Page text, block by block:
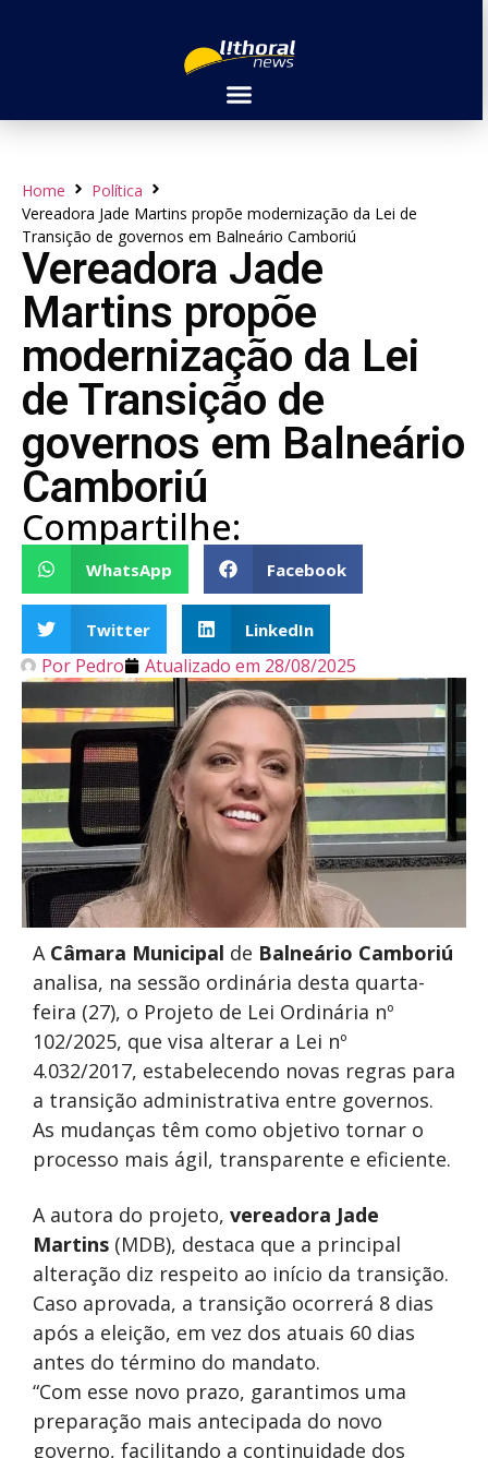
Home
Política
Vereadora Jade Martins propõe modernização da Lei de
Transição de governos em Balneário Camboriú
Vereadora Jade
Martins propõe
modernização da Lei
de Transição de
governos em Balneário
Camboriú
Compartilhe:
WhatsApp Facebook
Twitter LinkedIn
Por Pedro Atualizado em 28/08/2025
A Câmara Municipal de Balneário Camboriú
analisa, na sessão ordinária desta quarta-
feira (27), o Projeto de Lei Ordinária nº
102/2025, que visa alterar a Lei nº
4.032/2017, estabelecendo novas regras para
a transição administrativa entre governos.
As mudanças têm como objetivo tornar o
processo mais ágil, transparente e eficiente.
A autora do projeto, vereadora Jade
Martins (MDB), destaca que a principal
alteração diz respeito ao início da transição.
Caso aprovada, a transição ocorrerá 8 dias
após a eleição, em vez dos atuais 60 dias
antes do término do mandato.
“Com esse novo prazo, garantimos uma
preparação mais antecipada do novo
governo, facilitando a continuidade dos